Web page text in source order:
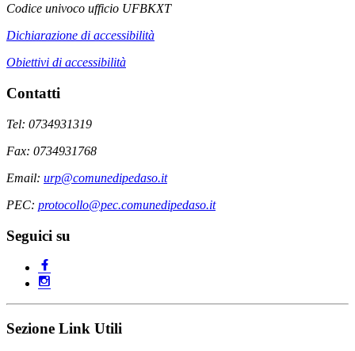
Codice univoco ufficio UFBKXT
Dichiarazione di accessibilità
Obiettivi di accessibilità
Contatti
Tel: 0734931319
Fax: 0734931768
Email: urp@comunedipedaso.it
PEC: protocollo@pec.comunedipedaso.it
Seguici su
Sezione Link Utili